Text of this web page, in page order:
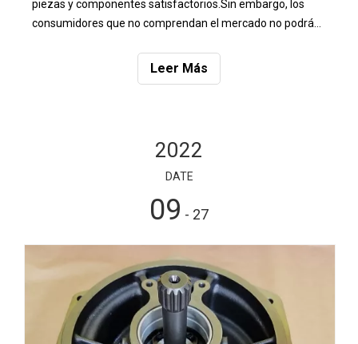
piezas y componentes satisfactorios.Sin embargo, los
consumidores que no comprendan el mercado no podrán
Leer Más
2022
DATE
09 - 27